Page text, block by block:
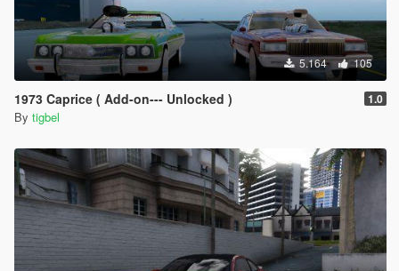
5.164 105
1973 Caprice ( Add-on--- Unlocked ) 1.0
By tigbel